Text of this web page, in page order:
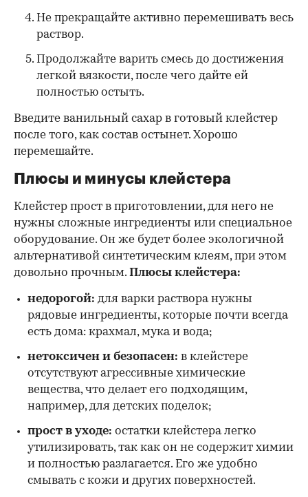
Не прекращайте активно перемешивать весь
раствор.
Продолжайте варить смесь до достижения
легкой вязкости, после чего дайте ей
полностью остыть.
Введите ванильный сахар в готовый клейстер
после того, как состав остынет. Хорошо
перемешайте.
Плюсы и минусы клейстера
Клейстер прост в приготовлении, для него не
нужны сложные ингредиенты или специальное
оборудование. Он же будет более экологичной
альтернативой синтетическим клеям, при этом
довольно прочным. Плюсы клейстера:
недорогой: для варки раствора нужны
рядовые ингредиенты, которые почти всегда
есть дома: крахмал, мука и вода;
нетоксичен и безопасен: в клейстере
отсутствуют агрессивные химические
вещества, что делает его подходящим,
например, для детских поделок;
прост в уходе: остатки клейстера легко
утилизировать, так как он не содержит химии
и полностью разлагается. Его же удобно
смывать с кожи и других поверхностей.